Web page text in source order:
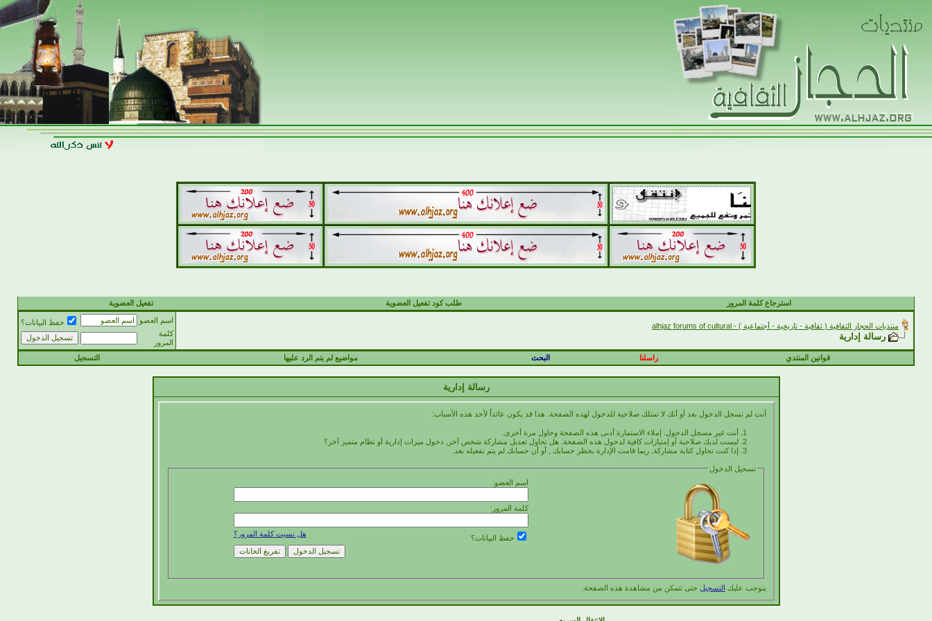
استرجاع كلمة المرور طلب كود تفعيل العضوية تفعيل العضوية
منتديات الحجاز الثقافية ( ثقافية - تاريخية - أجتماعية ) - alhjaz forums of cultural
رسالة إدارية
اسم العضو
حفظ البيانات؟
كلمة
المرور
قوانين المنتدي
راسلنا البحث مواضيع لم يتم الرد عليها التسجيل
رسالة إدارية
أنت لم تسجل الدخول بعد أو أنك لا تمتلك صلاحية للدخول لهذه الصفحة. هذا قد يكون عائداً لأحد هذه الأسباب:
أنت غير مسجل الدخول. إملاء الاستمارة أدنى هذه الصفحة وحاول مرة أخرى.
ليست لديك صلاحية أو إمتيازات كافية لدخول هذه الصفحة. هل تحاول تعديل مشاركة شخص آخر, دخول ميزات إدارية أو نظام متميز آخر؟
إذا كنت تحاول كتابة مشاركة, ربما قامت الإدارة بحظر حسابك , أو أن حسابك لم يتم تفعيله بعد.
تسجيل الدخول
اسم العضو:
كلمة المرور:
هل نسيت كلمة المرور؟ حفظ البيانات؟
يتوجب عليك التسجيل حتى تتمكن من مشاهدة هذه الصفحة.